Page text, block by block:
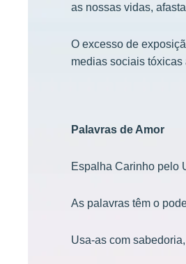
as nossas vidas,
O excesso de
medias sociais
Palavras de Amor
Espalha Carinho pelo
As palavras têm o
Usa-as com